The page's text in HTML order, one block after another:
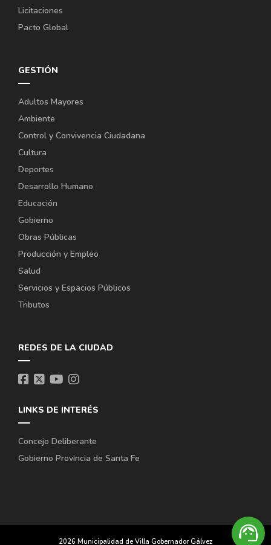
support_agent
Licitaciones
Pacto Global
GESTIÓN
Adultos Mayores
Ambiente
Control y Convivencia Ciudadana
Cultura
Deportes
Desarrollo Humano
Educación
Gobierno
Obras Públicas
Producción y Empleo
Salud
Servicios y Espacios Públicos
Tributos
REDES DE LA CIUDAD
LINKS DE INTERÉS
Concejo Deliberante
Gobierno Provincia de Santa Fe
2026 Municipalidad de Villa Gobernador Gálvez